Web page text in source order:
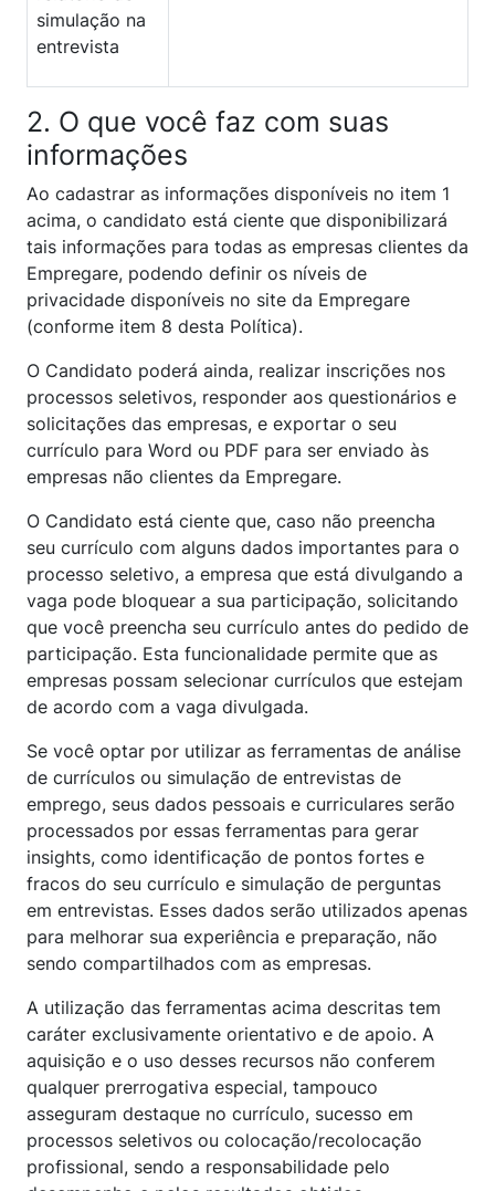
simulação na
entrevista
2. O que você faz com suas
informações
Ao cadastrar as informações disponíveis no item 1
acima, o candidato está ciente que disponibilizará
tais informações para todas as empresas clientes da
Empregare, podendo definir os níveis de
privacidade disponíveis no site da Empregare
(conforme item 8 desta Política).
O Candidato poderá ainda, realizar inscrições nos
processos seletivos, responder aos questionários e
solicitações das empresas, e exportar o seu
currículo para Word ou PDF para ser enviado às
empresas não clientes da Empregare.
O Candidato está ciente que, caso não preencha
seu currículo com alguns dados importantes para o
processo seletivo, a empresa que está divulgando a
vaga pode bloquear a sua participação, solicitando
que você preencha seu currículo antes do pedido de
participação. Esta funcionalidade permite que as
empresas possam selecionar currículos que estejam
de acordo com a vaga divulgada.
Se você optar por utilizar as ferramentas de análise
de currículos ou simulação de entrevistas de
emprego, seus dados pessoais e curriculares serão
processados por essas ferramentas para gerar
insights, como identificação de pontos fortes e
fracos do seu currículo e simulação de perguntas
em entrevistas. Esses dados serão utilizados apenas
para melhorar sua experiência e preparação, não
sendo compartilhados com as empresas.
A utilização das ferramentas acima descritas tem
caráter exclusivamente orientativo e de apoio. A
aquisição e o uso desses recursos não conferem
qualquer prerrogativa especial, tampouco
asseguram destaque no currículo, sucesso em
processos seletivos ou colocação/recolocação
profissional, sendo a responsabilidade pelo